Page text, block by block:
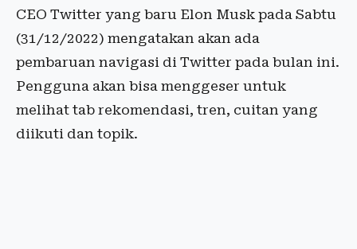
CEO Twitter yang baru Elon Musk pada Sabtu
(31/12/2022) mengatakan akan ada
pembaruan navigasi di Twitter pada bulan ini.
Pengguna akan bisa menggeser untuk
melihat tab rekomendasi, tren, cuitan yang
diikuti dan topik.